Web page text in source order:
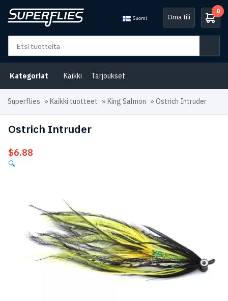
Suomi Oma tili
0
Kategoriat Kaikki Tarjoukset
Superflies » Kaikki tuotteet » King Salmon » Ostrich Intruder
Ostrich Intruder
$6.88
🔍